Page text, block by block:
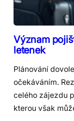
Význam
letenek
Plánování
očekáváním.
celého zájezdu
kterou však